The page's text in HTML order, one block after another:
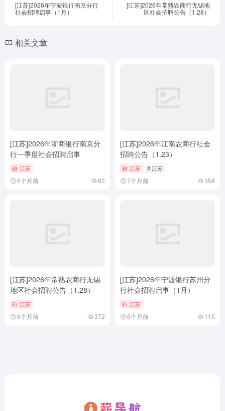
[江苏]2026年宁波银行南京分行
社会招聘启事（1月）
[江苏]2026年常熟农商行无锡地
区社会招聘公告（1.28）
相关文章
[江苏]2026年浙商银行南京分
行一季度社会招聘启事
江苏
6个月前 83
[江苏]2026年江南农商行社会
招聘公告（1.23）
江苏 # 江苏
7个月前 358
[江苏]2026年常熟农商行无锡
地区社会招聘公告（1.28）
江苏
6个月前 372
[江苏]2026年宁波银行苏州分
行社会招聘启事（1月）
江苏
6个月前 115